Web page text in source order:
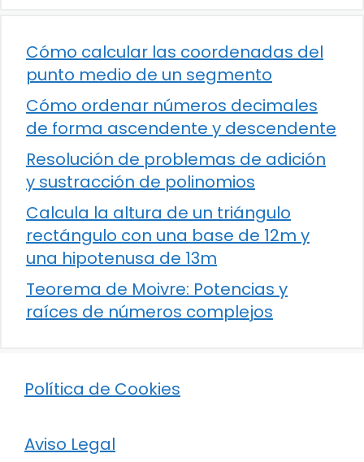
Cómo calcular las coordenadas del
punto medio de un segmento
Cómo ordenar números decimales
de forma ascendente y descendente
Resolución de problemas de adición
y sustracción de polinomios
Calcula la altura de un triángulo
rectángulo con una base de 12m y
una hipotenusa de 13m
Teorema de Moivre: Potencias y
raíces de números complejos
Política de Cookies
Aviso Legal